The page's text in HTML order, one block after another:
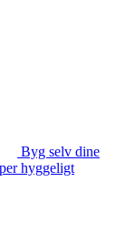
Byg selv dine
hyggeligt